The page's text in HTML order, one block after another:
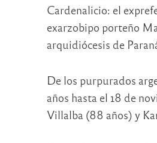
Cardenalicio: el
exarzobipo porteño
arquidiócesis de
De los purpurados
años hasta el 18 de
Villalba (88 años) y